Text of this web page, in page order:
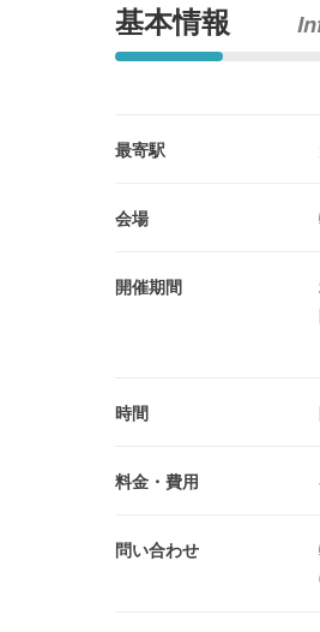
基本情報
最寄駅
会場
開催期間
時間
料金・費用
問い合わせ